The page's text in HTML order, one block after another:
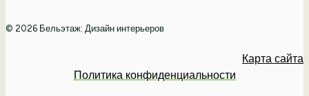
© 2026 Бельэтаж: Дизайн интерьеров
Карта сайта
Политика конфиденциальности